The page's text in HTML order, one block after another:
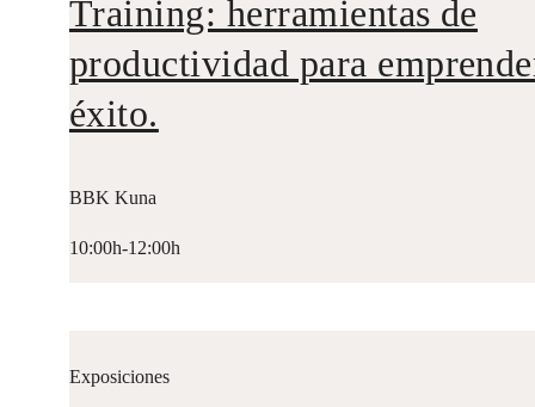
Training: herramientas de
productividad para
éxito.
BBK Kuna
10:00h-12:00h
Exposiciones